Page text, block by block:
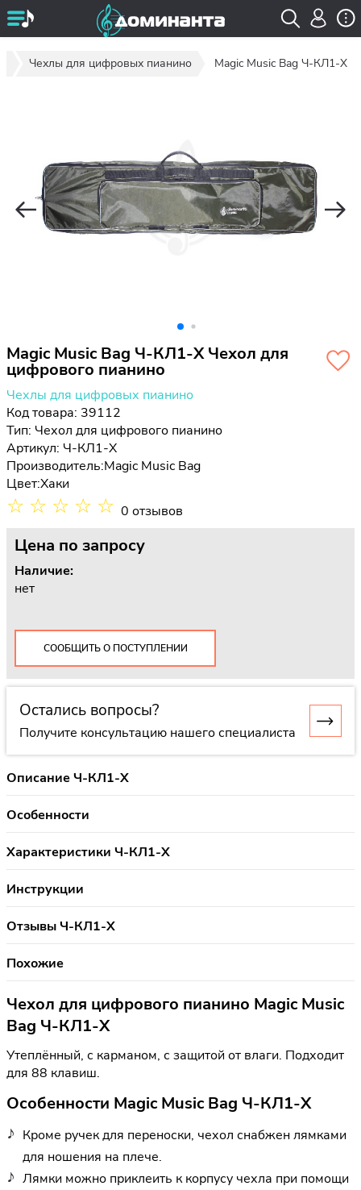
Чехлы для цифровых пианино Magic Music Bag Ч-КЛ1-Х
Magic Music Bag Ч-КЛ1-Х Чехол для
цифрового пианино
Чехлы для цифровых пианино
Код товара: 39112
Тип: Чехол для цифрового пианино
Артикул: Ч-КЛ1-Х
Производитель:Magic Music Bag
Цвет:Хаки
☆ ☆ ☆ ☆ ☆ 0 отзывов
Цена по запросу
Наличие:
нет
СООБЩИТЬ О ПОСТУПЛЕНИИ
Остались вопросы?
Получите консультацию нашего специалиста
Описание Ч-КЛ1-Х
Особенности
Характеристики Ч-КЛ1-Х
Инструкции
Отзывы Ч-КЛ1-Х
Похожие
Чехол для цифрового пианино Magic Music
Bag Ч-КЛ1-Х
Утеплённый, с карманом, с защитой от влаги. Подходит
для 88 клавиш.
Особенности Magic Music Bag Ч-КЛ1-Х
Кроме ручек для переноски, чехол снабжен лямками
для ношения на плече.
Лямки можно приклеить к корпусу чехла при помощи